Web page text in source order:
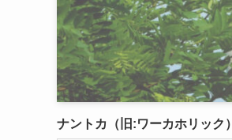
ナントカ（旧:ワーカホリック）